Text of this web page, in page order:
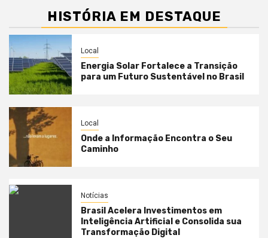
HISTÓRIA EM DESTAQUE
Local
Energia Solar Fortalece a Transição
para um Futuro Sustentável no Brasil
Local
Onde a Informação Encontra o Seu
Caminho
Notícias
Brasil Acelera Investimentos em
Inteligência Artificial e Consolida sua
Transformação Digital